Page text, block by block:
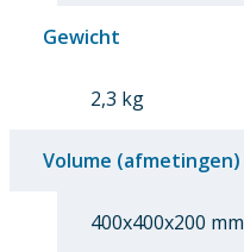
Gewicht
2,3 kg
Volume (afmetingen)
400x400x200 mm